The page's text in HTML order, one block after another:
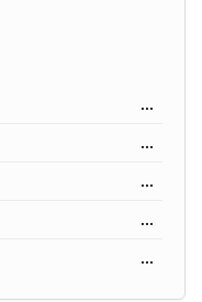
...
...
...
...
...